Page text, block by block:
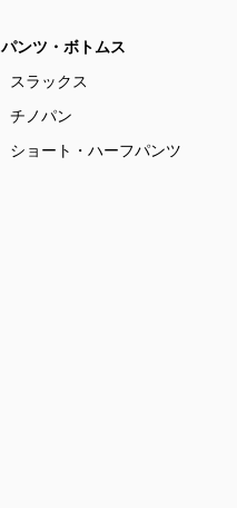
パンツ・ボトムス
スラックス
チノパン
ショート・ハーフパンツ